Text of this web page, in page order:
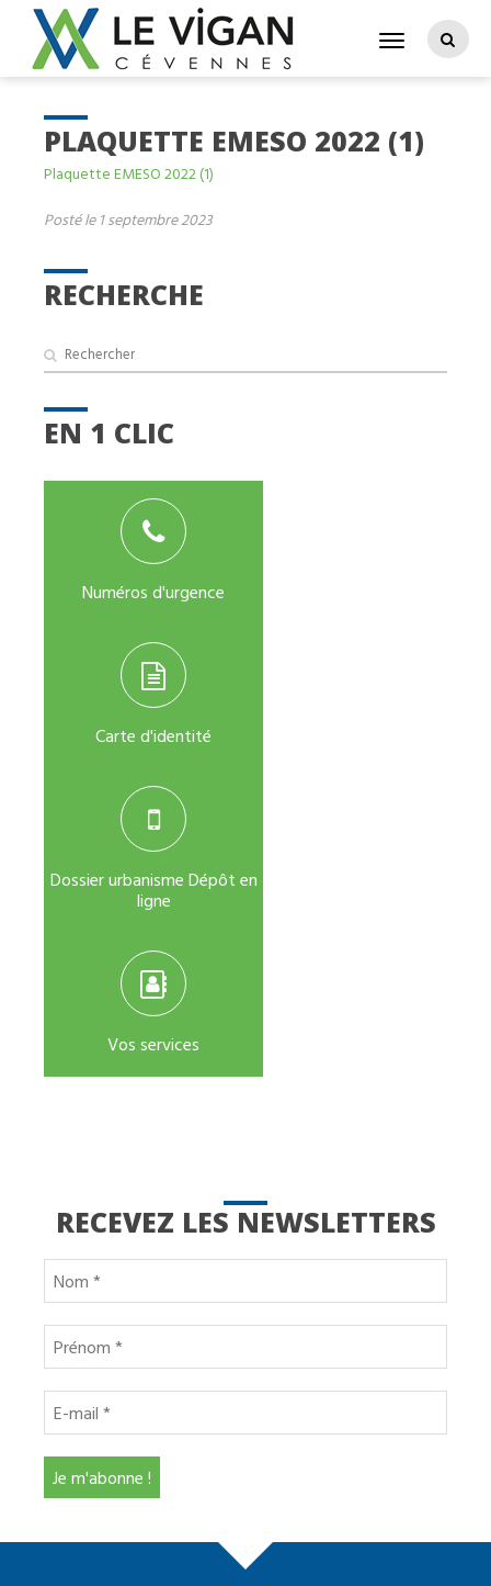
RECHERCHE
EN 1 CLIC
Numéros d'urgence
Carte d'identité
Dossier urbanisme Dépôt en
ligne
Vos services
PLAQUETTE EMESO 2022 (1)
Plaquette EMESO 2022 (1)
Posté le 1 septembre 2023
RECEVEZ LES NEWSLETTERS